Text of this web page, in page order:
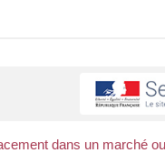
dans un marché